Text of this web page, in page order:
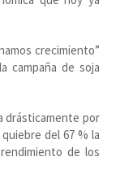
crecimiento”
campaña de soja
drásticamente por
del 67 % la
de los